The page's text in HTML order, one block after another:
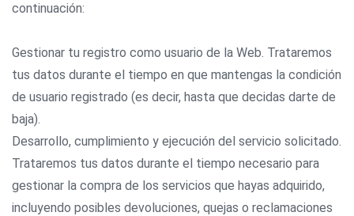
continuación:
Gestionar tu registro como usuario de la Web. Trataremos
tus datos durante el tiempo en que mantengas la condición
de usuario registrado (es decir, hasta que decidas darte de
baja).
Desarrollo, cumplimiento y ejecución del servicio solicitado.
Trataremos tus datos durante el tiempo necesario para
gestionar la compra de los servicios que hayas adquirido,
incluyendo posibles devoluciones, quejas o reclamaciones